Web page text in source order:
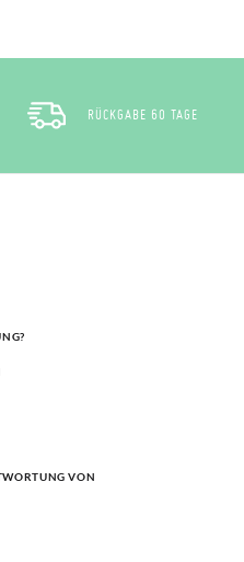
RÜCKGABE 60 TAGE
VON